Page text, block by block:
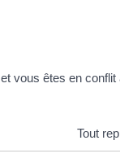
et vous êtes en
Tout